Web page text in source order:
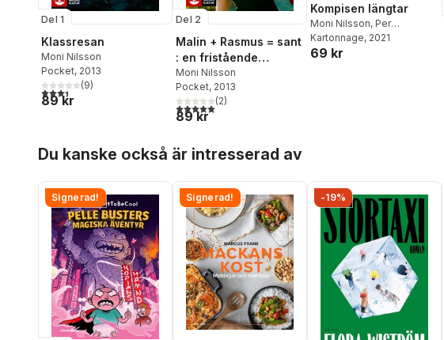
Del 1
Klassresan
Moni Nilsson
Pocket, 2013
3,4utav 5 stjärnor. Totalt antal röster:
(9)
89 kr
Del 2
Malin + Rasmus = sant
: en fristående
fortsättning på
Klassresan
Moni Nilsson
Pocket, 2013
5,0utav 5 stjärnor. Totalt antal röster:
(2)
89 kr
Kompisen längtar
Moni Nilsson, Per
Gustavsson
Kartonnage, 2021
69 kr
Du kanske också är intresserad av
Signerad! Signerad! -19%